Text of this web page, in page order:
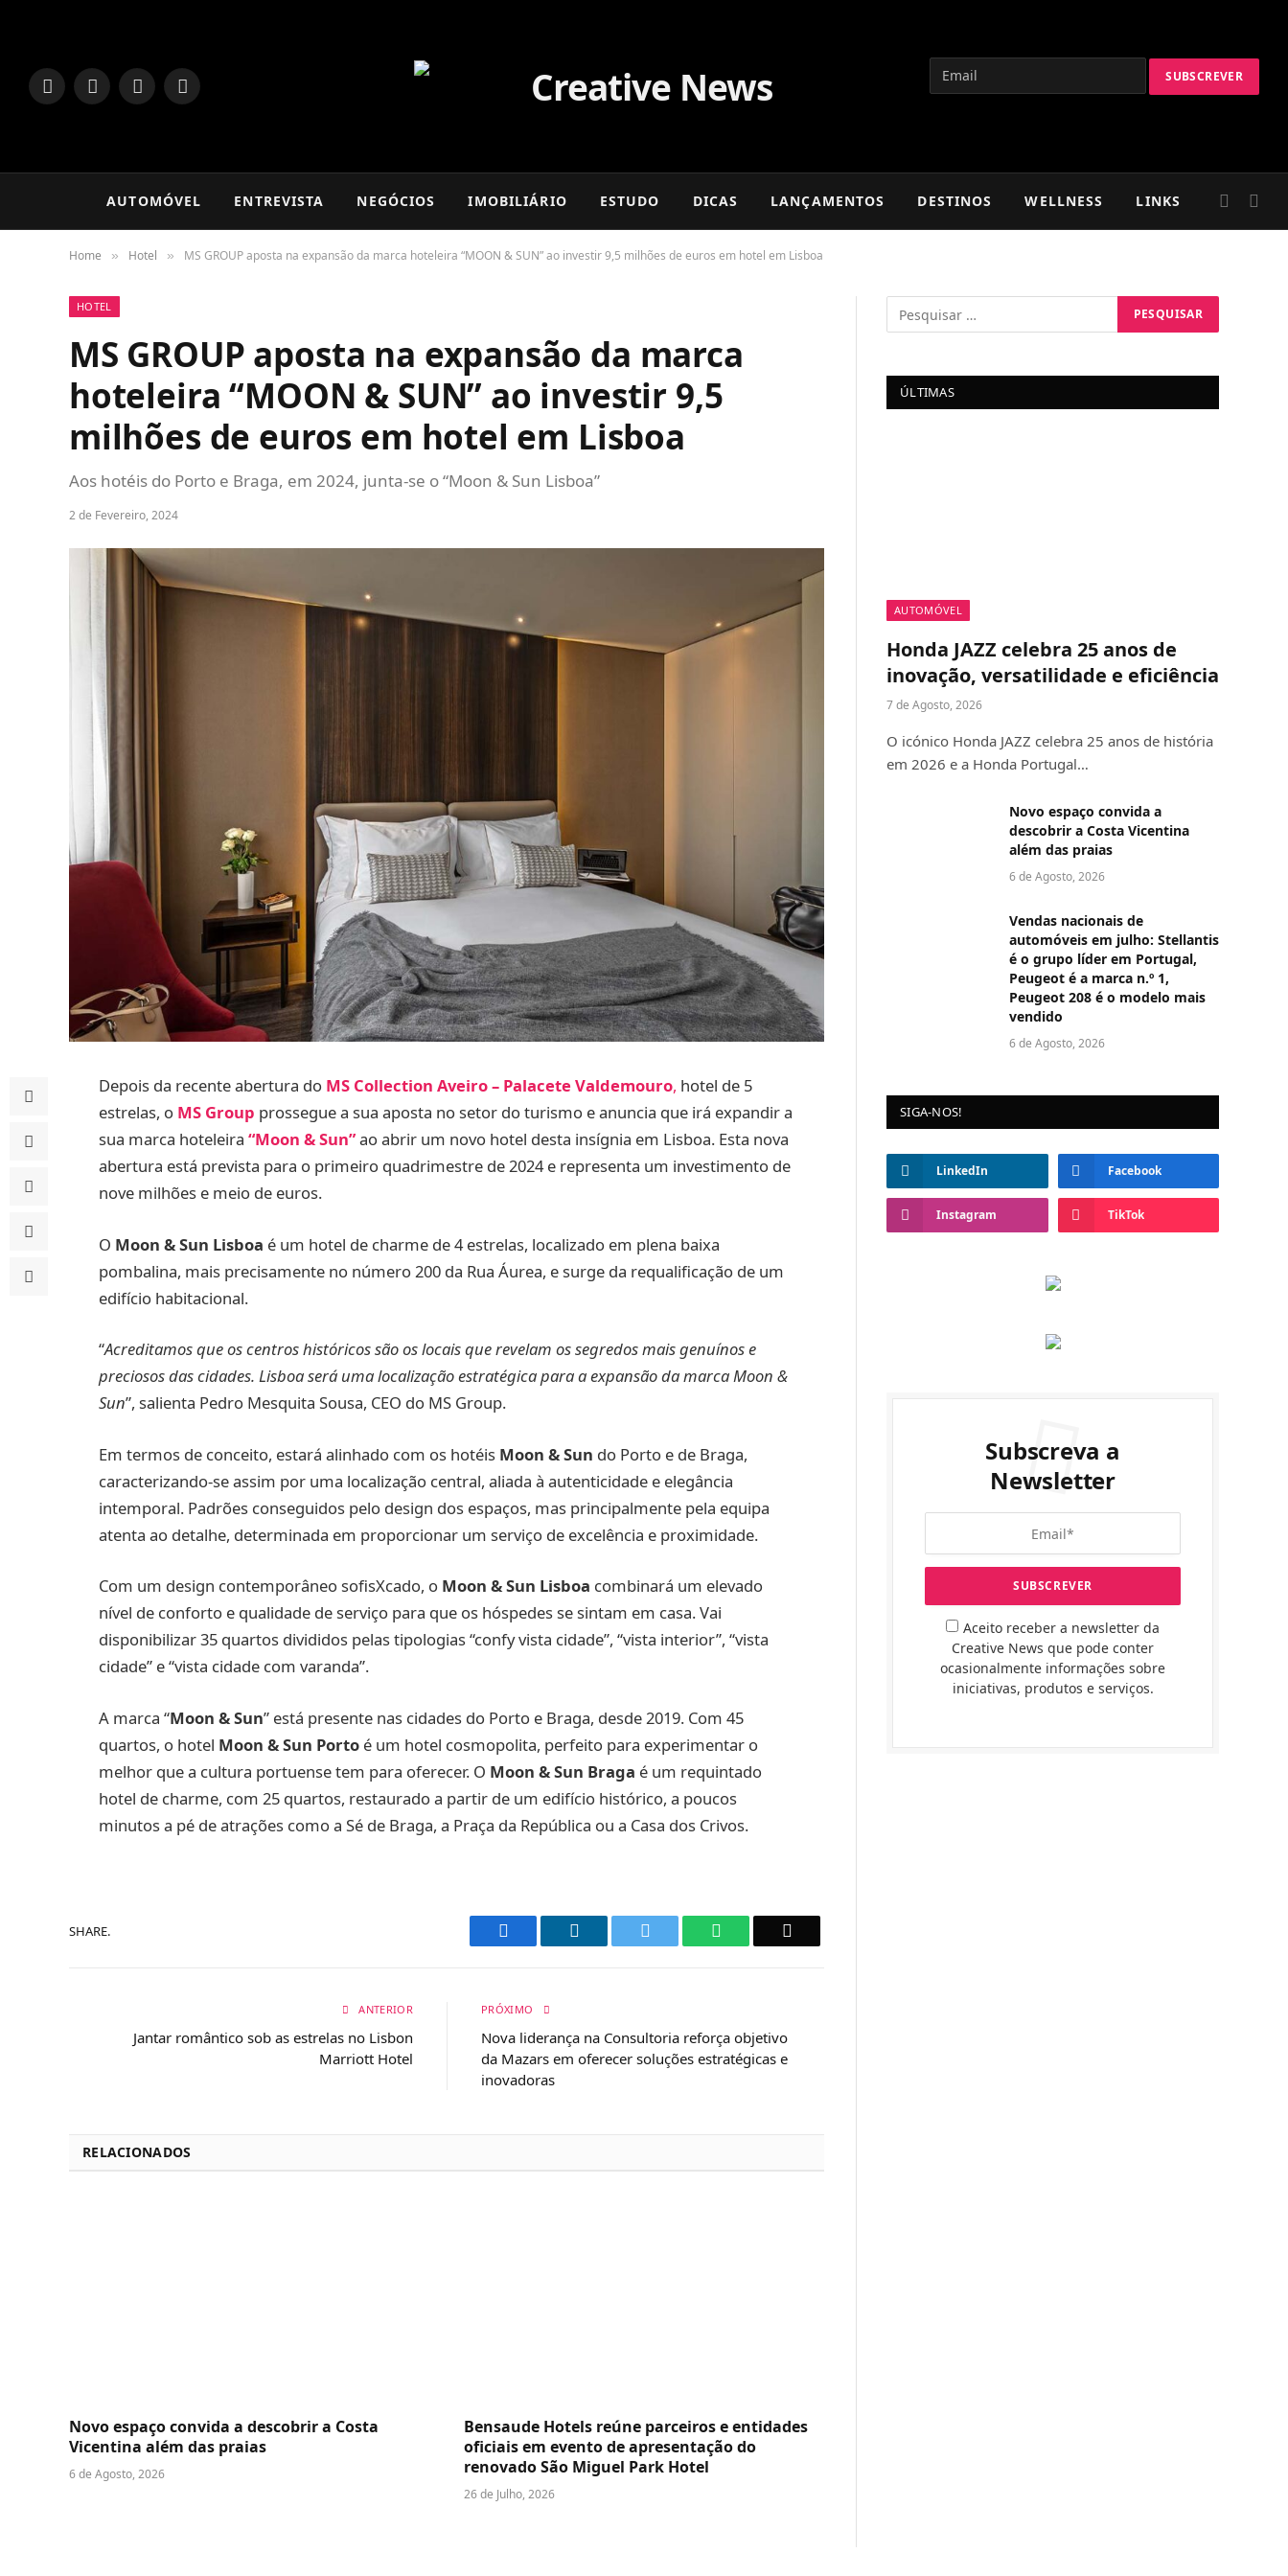
LinkedInFacebookInstagram
TikTok
AUTOMÓVEL ENTREVISTA NEGÓCIOS IMOBILIÁRIO ESTUDO DICAS LANÇAMENTOS DESTINOS WELLNESS LINKS
Home » Hotel » MS GROUP aposta na expansão da marca hoteleira “MOON & SUN” ao investir 9,5 milhões de euros em hotel em Lisboa
HOTEL
MS GROUP aposta na expansão da marca
hoteleira “MOON & SUN” ao investir 9,5
milhões de euros em hotel em Lisboa
Aos hotéis do Porto e Braga, em 2024, junta-se o “Moon & Sun Lisboa”
2 de Fevereiro, 2024
Depois da recente abertura do MS Collection Aveiro– Palacete Valdemouro, hotel de 5
estrelas, o MS Group prossegue a sua aposta no setor do turismo e anuncia que irá expandir a
sua marca hoteleira “Moon & Sun”ao abrir um novo hotel desta insígnia em Lisboa. Esta nova
abertura está prevista para o primeiro quadrimestre de 2024 e representa um investimento de
nove milhões e meio de euros.
O Moon & Sun Lisboa é um hotel de charme de 4 estrelas, localizado em plena baixa
pombalina, mais precisamente no número 200 da Rua Áurea, e surge da requalificação de um
edifício habitacional.
“Acreditamos que os centros históricos são os locais que revelam os segredos mais genuínos e
preciosos das cidades. Lisboa será uma localização estratégica para a expansão da marca Moon &
Sun”, salienta Pedro Mesquita Sousa, CEO do MS Group.
Em termos de conceito, estará alinhado com os hotéis Moon & Sun do Porto e de Braga,
caracterizando-se assim por uma localização central, aliada à autenticidade e elegância
intemporal. Padrões conseguidos pelo design dos espaços, mas principalmente pela equipa
atenta ao detalhe, determinada em proporcionar um serviço de excelência e proximidade.
Com um design contemporâneo sofisXcado, o Moon & Sun Lisboa combinará um elevado
nível de conforto e qualidade de serviço para que os hóspedes se sintam em casa. Vai
disponibilizar 35 quartos divididos pelas tipologias “confy vista cidade”, “vista interior”, “vista
cidade” e “vista cidade com varanda”.
A marca “Moon & Sun” está presente nas cidades do Porto e Braga, desde 2019. Com 45
quartos, o hotel Moon & Sun Porto é um hotel cosmopolita, perfeito para experimentar o
melhor que a cultura portuense tem para oferecer. O Moon & Sun Braga é um requintado
hotel de charme, com 25 quartos, restaurado a partir de um edifício histórico, a poucos
minutos a pé de atrações como a Sé de Braga, a Praça da República ou a Casa dos Crivos.
SHARE. Facebook LinkedIn WhatsApp
ANTERIOR
Jantar romântico sob as estrelas no Lisbon
Marriott Hotel
PRÓXIMO
Nova liderança na Consultoria reforça objetivo
da Mazars em oferecer soluções estratégicas e
inovadoras
RELACIONADOS
Novo espaço convida a descobrir a Costa
Vicentina além das praias
6 de Agosto, 2026
Bensaude Hotels reúne parceiros e entidades
oficiais em evento de apresentação do
renovado São Miguel Park Hotel
26 de Julho, 2026
ÚLTIMAS
AUTOMÓVEL
Honda JAZZ celebra 25 anos de
inovação, versatilidade e eficiência
7 de Agosto, 2026
O icónico Honda JAZZ celebra 25 anos de história
em 2026 e a Honda Portugal…
Novo espaço convida a
descobrir a Costa Vicentina
além das praias
6 de Agosto, 2026
Vendas nacionais de
automóveis em julho: Stellantis
é o grupo líder em Portugal,
Peugeot é a marca n.º 1,
Peugeot 208 é o modelo mais
vendido
6 de Agosto, 2026
SIGA-NOS!
LinkedIn Facebook
Instagram TikTok
Subscreva a
Newsletter
Aceito receber a newsletter da
Creative News que pode conter
ocasionalmente informações sobre
iniciativas, produtos e serviços.